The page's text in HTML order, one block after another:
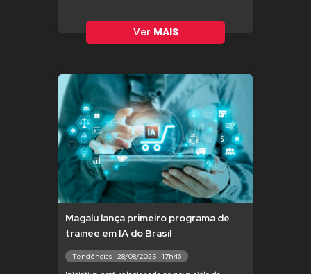
Ver MAIS
Magalu lança primeiro programa de
trainee em IA do Brasil
Tendências - 28/08/2025 - 17h46